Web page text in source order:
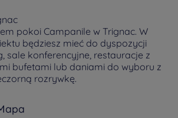
pokoi Campanile w Trignac. W
będziesz mieć do dyspozycji
sale konferencyjne, restauracje z
bufetami lub daniami do wyboru z
rozrywkę.